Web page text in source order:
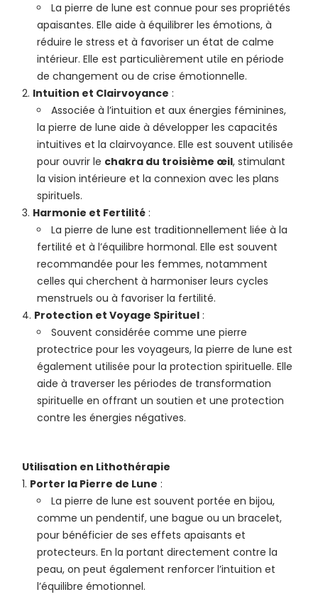
La pierre de lune est connue pour ses propriétés
apaisantes. Elle aide à équilibrer les émotions, à
réduire le stress et à favoriser un état de calme
intérieur. Elle est particulièrement utile en période
de changement ou de crise émotionnelle.
Intuition et Clairvoyance :
Associée à l’intuition et aux énergies féminines,
la pierre de lune aide à développer les capacités
intuitives et la clairvoyance. Elle est souvent utilisée
pour ouvrir le chakra du troisième œil, stimulant
la vision intérieure et la connexion avec les plans
spirituels.
Harmonie et Fertilité :
La pierre de lune est traditionnellement liée à la
fertilité et à l’équilibre hormonal. Elle est souvent
recommandée pour les femmes, notamment
celles qui cherchent à harmoniser leurs cycles
menstruels ou à favoriser la fertilité.
Protection et Voyage Spirituel :
Souvent considérée comme une pierre
protectrice pour les voyageurs, la pierre de lune est
également utilisée pour la protection spirituelle. Elle
aide à traverser les périodes de transformation
spirituelle en offrant un soutien et une protection
contre les énergies négatives.
Utilisation en Lithothérapie
Porter la Pierre de Lune :
La pierre de lune est souvent portée en bijou,
comme un pendentif, une bague ou un bracelet,
pour bénéficier de ses effets apaisants et
protecteurs. En la portant directement contre la
peau, on peut également renforcer l’intuition et
l’équilibre émotionnel.